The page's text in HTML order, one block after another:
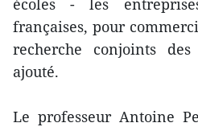
écoles - les
françaises, pour
recherche conjoints
ajouté.
Le professeur Antoine